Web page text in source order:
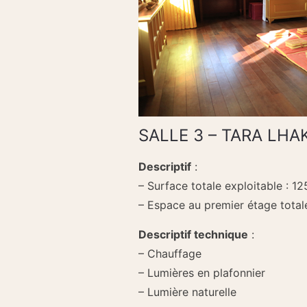
SALLE 3 – TARA
Descriptif:
– Surface totale exploitable :
– Espace au premier étage
Descriptif technique :
– Chauffage
– Lumières en plafonnier
– Lumière naturelle